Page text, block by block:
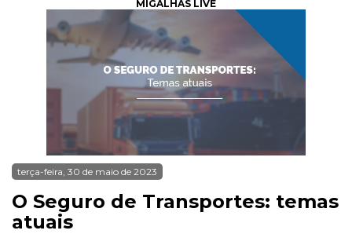
MIGALHAS LIVE
terça-feira, 30 de maio de 2023
O Seguro de Transportes: temas
atuais